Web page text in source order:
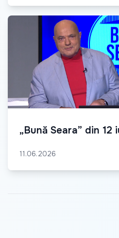
„Bună Seara” din 12
11.06.2026